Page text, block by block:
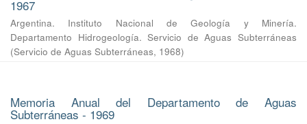
1967
Argentina. Instituto Nacional de Geología y Minería.
Departamento Hidrogeología. Servicio de Aguas Subterráneas
(Servicio de Aguas Subterráneas, 1968)
Memoria Anual del Departamento de Aguas
Subterráneas - 1969